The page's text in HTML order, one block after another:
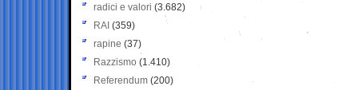
radici e valori (3.682)
RAI (359)
rapine (37)
Razzismo (1.410)
Referendum (200)